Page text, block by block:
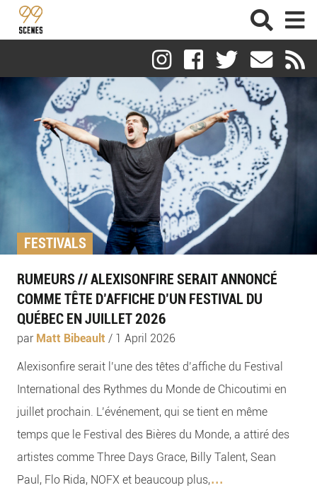
FESTIVALS
RUMEURS // ALEXISONFIRE SERAIT ANNONCÉ
COMME TÊTE D’AFFICHE D’UN FESTIVAL DU
QUÉBEC EN JUILLET 2026
par Matt Bibeault / 1 April 2026
Alexisonfire serait l’une des têtes d’affiche du Festival
International des Rythmes du Monde de Chicoutimi en
juillet prochain. L’événement, qui se tient en même
temps que le Festival des Bières du Monde, a attiré des
artistes comme Three Days Grace, Billy Talent, Sean
Paul, Flo Rida, NOFX et beaucoup plus,...